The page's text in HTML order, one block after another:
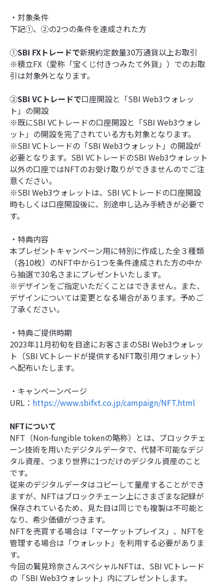
・対象条件
下記➀、②の2つの条件を達成された方
➀SBI FXトレードで新規約定数量30万通貨以上お取引
※積立FX（愛称「宝くじ付きつみたて外貨」）でのお取
引は対象外となります。
➁SBI VCトレードで口座開設と「SBI Web3ウォレッ
ト」の開設
※既にSBI VCトレードの口座開設と「SBI Web3ウォレ
ット」の開設を完了されている方も対象となります。
※SBI VCトレードの「SBI Web3ウォレット」の開設が
必要となります。SBI VCトレードのSBI Web3ウォレット
以外の口座ではNFTのお受け取りができませんのでご注
意ください。
※SBI Web3ウォレットは、SBI VCトレードの口座開設
時もしくは口座開設後に、別途申し込み手続きが必要で
す。
・特典内容
本プレゼントキャンペーン用に特別に作成した全３種類
（各10枚）のNFT中から1つを条件達成された方の中か
ら抽選で30名さまにプレゼントいたします。
※デザインをご指定いただくことはできません。また、
デザインについては変更となる場合があります。予めご
了承ください。
・特典ご提供時期
2023年11月初旬を目途にお客さまのSBI Web3ウォレッ
ト（SBI VCトレードが提供するNFT取引用ウォレット）
へ配布いたします。
・キャンペーンページ
URL： https://www.sbifxt.co.jp/campaign/NFT.html
NFTについて
NFT（Non-fungible tokenの略称）とは、ブロックチェ
ーン技術を用いたデジタルデータで、代替不可能なデジ
タル資産、つまり世界に1つだけのデジタル資産のこと
です。
従来のデジタルデータはコピーして量産することができ
ますが、NFTはブロックチェーン上にさまざまな記録が
保存されているため、見た目は同じでも複製は不可能と
なり、希少価値がつきます。
NFTを売買する場合は「マーケットプレイス」、NFTを
管理する場合は「ウォレット」を利用する必要がありま
す。
今回の鷲見玲奈さんスペシャルNFTは、SBI VCトレード
の「SBI Web3ウォレット」内にプレゼントします。